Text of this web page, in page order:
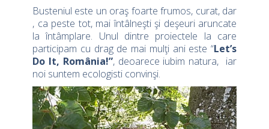
Busteniul este un oraş foarte frumos, curat, dar
, ca peste tot, mai întâlneşti şi deşeuri aruncate
la întâmplare. Unul dintre proiectele la care
participam cu drag de mai mulţi ani este “Let’s
Do It, România!”, deoarece iubim natura, iar
noi suntem ecologisti convinşi.